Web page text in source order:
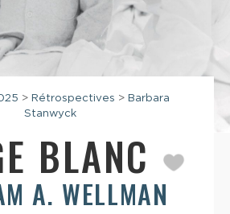
> Rétrospectives > Barbara
Stanwyck
BLANC
A. WELLMAN